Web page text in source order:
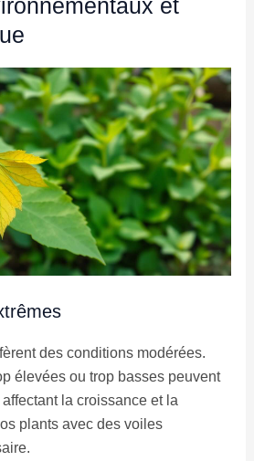
et
des conditions modérées.
élevées ou trop basses peuvent
la croissance et la
plants avec des voiles